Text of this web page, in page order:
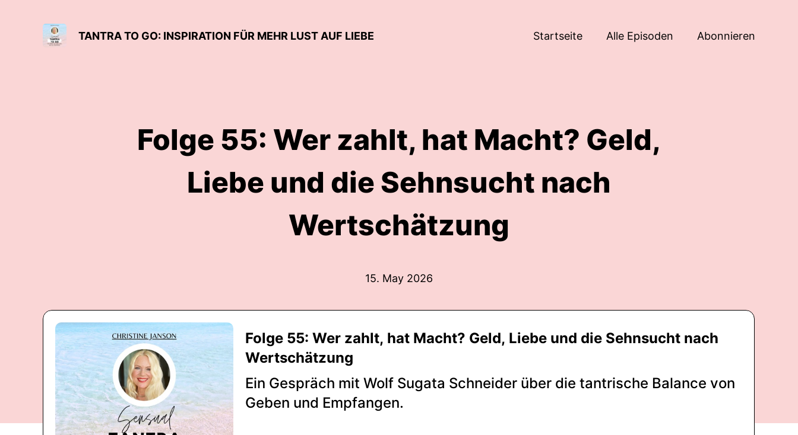
TANTRA TO GO: INSPIRATION FÜR MEHR LUST AUF LIEBE Startseite Alle Episoden Abonnieren
Folge 55: Wer zahlt, hat Macht? Geld,
Liebe und die Sehnsucht nach
Wertschätzung
15. May 2026